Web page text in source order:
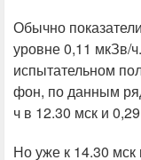
Обычно
уровне 0,11 мкЗв/
испытательном
фон, по данным
ч в 12.30 мск и
Но уже к 14.30 мск